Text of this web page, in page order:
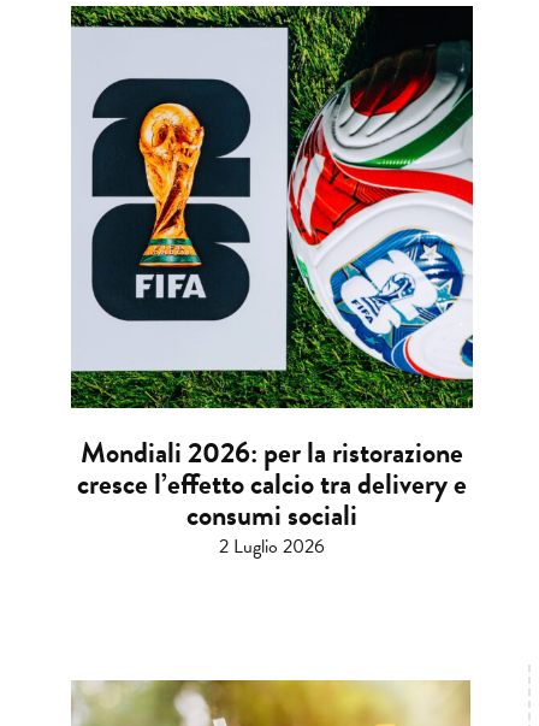
Mondiali 2026: per la ristorazione
cresce l’effetto calcio tra delivery e
consumi sociali
2 Luglio 2026